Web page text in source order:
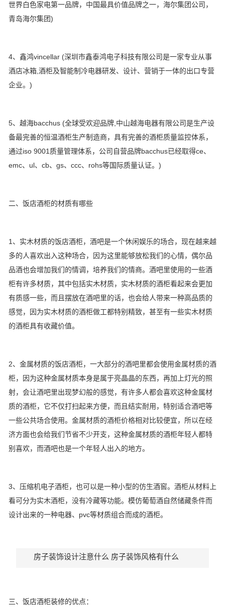
世界白色家电第一品牌，中国最具价值品牌之一，海尔集团公司，
青岛海尔集团)
4、鑫鸿vincellar (深圳市鑫泰鸿电子科技有限公司是一家专业从事
酒店冰箱,酒柜及智能制冷电器研发、设计、营销于一体的出口专营
企业。)
5、越海bacchus (全球受欢迎品牌,中山越海电器有限公司是生产设
备最完善的恒温酒柜生产制造商，具有完善的酒柜质量监控体系，
通过iso 9001质量管理体系，公司自营品牌bacchus已经取得ce、
emc、ul、cb、gs、ccc、rohs等国际质量认证。)
二、饭店酒柜的材质有哪些
1、实木材质的饭店酒柜，酒吧是一个休闲娱乐的场合，现在越来越
多的人喜欢出入这种场合，因为这里能够放松我们的心情，偶尔品
品酒也会增加我们的情调，培养我们的情商。酒吧里使用的一些酒
柜有许多材质，其中包括实木材质，实木材质的酒柜看起来会更加
有质感一些，而且摆放在酒吧里的话，也会给人带来一种高品质的
感觉，因为实木材质的酒柜做工都特别精致，甚至有一些实木材质
的酒柜具有收藏价值。
2、金属材质的饭店酒柜，一大部分的酒吧里都会使用金属材质的酒
柜，因为这种金属材质本身是属于亮晶晶的东西，再加上灯光的照
射，会让酒吧里出现梦幻般的感觉，有许多人都会喜欢这种金属材
质的酒柜，它不仅打扫起来方便，而且结实耐用，特别适合酒吧等
一些公共场合使用。金属材质的酒柜价格相对比较便宜，所以在经
济方面也会给我们节省不少开支，这种金属材质的酒柜年轻人都特
别喜欢，而酒吧也是一个年轻人出入的地方。
3、压缩机电子酒柜，也可以是一种小型的仿生酒窖。酒柜从材料上
看可分为实木酒柜，没有冷藏等功能。模仿葡萄酒自然储藏条件而
设计出来的一种电器、pvc等材质组合而成的酒柜。
房子装饰设计注意什么 房子装饰风格有什么
三、饭店酒柜装修的优点：